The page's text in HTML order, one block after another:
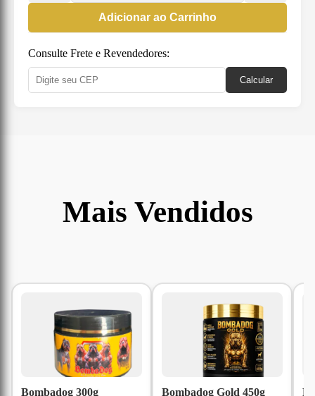
Adicionar ao Carrinho
Consulte Frete e Revendedores:
Calcular
Mais Vendidos
Bombadog 300g Bombadog Gold 450g